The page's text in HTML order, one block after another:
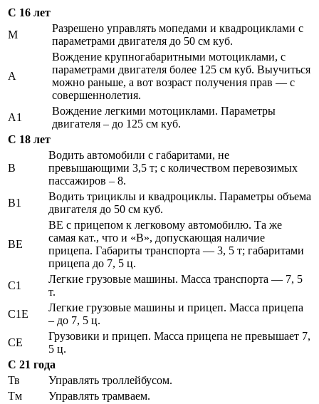
С 16 лет
М
Разрешено управлять мопедами и квадроциклами с
параметрами двигателя до 50 см куб.
А
Вождение крупногабаритными мотоциклами, с
параметрами двигателя более 125 см куб. Выучиться
можно раньше, а вот возраст получения прав — с
совершеннолетия.
А1
Вождение легкими мотоциклами. Параметры
двигателя – до 125 см куб.
С 18 лет
В
Водить автомобили с габаритами, не
превышающими 3,5 т; с количеством перевозимых
пассажиров – 8.
В1
Водить трициклы и квадроциклы. Параметры объема
двигателя до 50 см куб.
ВЕ
ВЕ с прицепом к легковому автомобилю. Та же
самая кат., что и «В», допускающая наличие
прицепа. Габариты транспорта — 3, 5 т; габаритами
прицепа до 7, 5 ц.
С1
Легкие грузовые машины. Масса транспорта — 7, 5
т.
С1Е
Легкие грузовые машины и прицеп. Масса прицепа
– до 7, 5 ц.
СЕ
Грузовики и прицеп. Масса прицепа не превышает 7,
5 ц.
С 21 года
Тв
Управлять троллейбусом.
Тм
Управлять трамваем.